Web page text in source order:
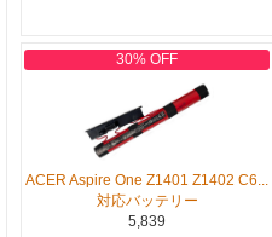
30% OFF
ACER Aspire One Z1401 Z1402 C6...
対応バッテリー
5,839